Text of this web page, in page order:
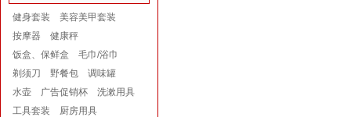
健身套装
美容美甲套装
按摩器
健康秤
饭盒、保鲜盒
毛巾/浴巾
剃须刀
野餐包
调味罐
水壶
广告促销杯
洗漱用具
工具套装
厨房用具